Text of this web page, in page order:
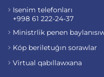
Isenim telefonları
+998 61 222-24-37
Ministrlik penen
Kóp beriletuǵın sorawlar
Virtual qabıllawxana